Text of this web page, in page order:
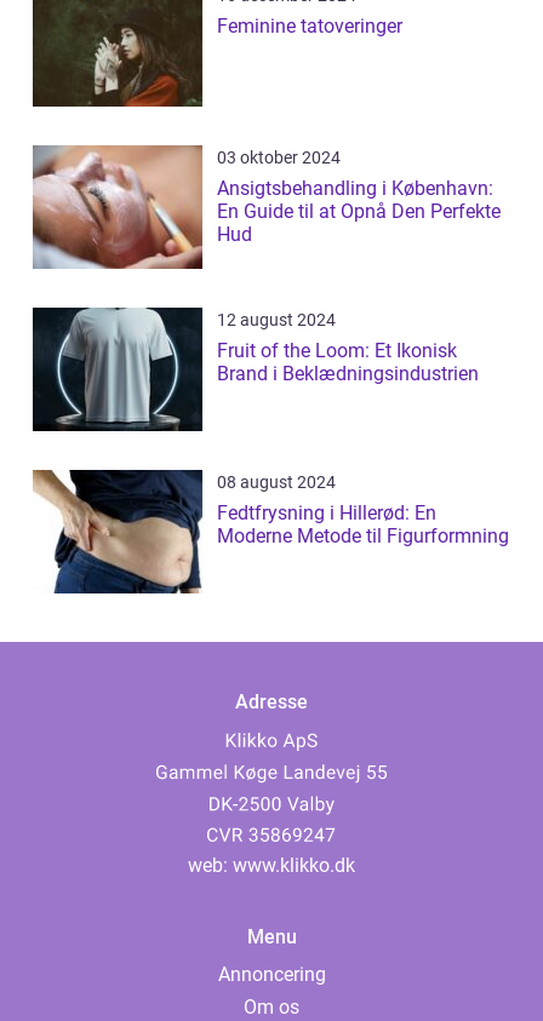
Feminine tatoveringer
03 oktober 2024
Ansigtsbehandling i København:
En Guide til at Opnå Den Perfekte
Hud
12 august 2024
Fruit of the Loom: Et Ikonisk
Brand i Beklædningsindustrien
08 august 2024
Fedtfrysning i Hillerød: En
Moderne Metode til Figurformning
Adresse
web: www.klikko.dk
Menu
Annoncering
Om os